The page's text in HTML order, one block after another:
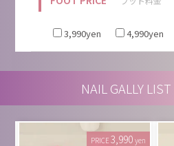
3,990yen 4,990yen
NAIL GALLY LIST
PRICE3,990 yen